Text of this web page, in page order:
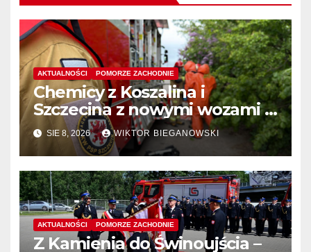
AKTUALNOŚCI POMORZE ZACHODNIE
Chemicy z Koszalina i
Szczecina z nowymi wozami –
wyłoniono wykonawcę
SIE 8, 2026 WIKTOR BIEGANOWSKI
AKTUALNOŚCI POMORZE ZACHODNIE
Z Kamienia do Świnoujścia –